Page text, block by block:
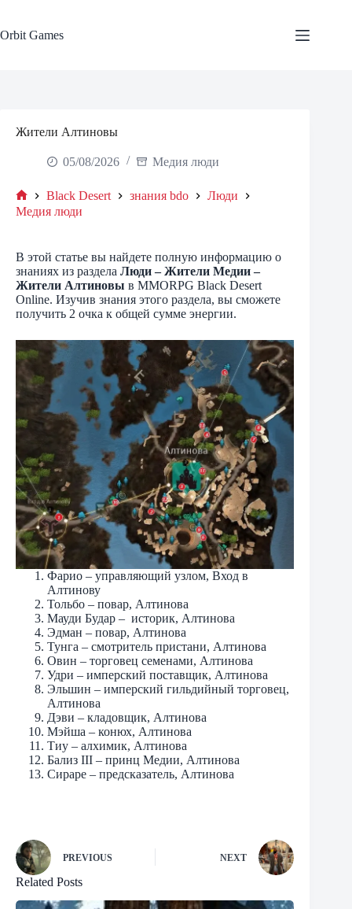
content
Orbit Games
Жители Алтиновы
05/08/2026 Медия люди
Home
Black Desert знания bdo
Люди
Медия люди
В этой статье вы найдете полную информацию о
знаниях из раздела Люди – Жители Медии –
Жители Алтиновы в MMORPG Black Desert
Online. Изучив знания этого раздела, вы сможете
получить 2 очка к общей сумме энергии.
Фарио – управляющий узлом, Вход в
Алтинову
Тольбо – повар, Алтинова
Мауди Будар – историк, Алтинова
Эдман – повар, Алтинова
Тунга – смотритель пристани, Алтинова
Овин – торговец семенами, Алтинова
Удри – имперский поставщик, Алтинова
Эльшин – имперский гильдийный торговец,
Алтинова
Дэви – кладовщик, Алтинова
Мэйша – конюх, Алтинова
Тиу – алхимик, Алтинова
Бализ III – принц Медии, Алтинова
Сираре – предсказатель, Алтинова
PREVIOUS NEXT
Related Posts